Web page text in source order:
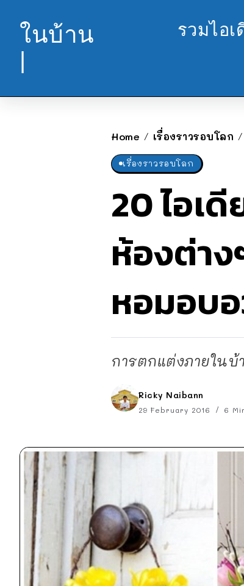
ในบ้าน
|
รวมไอ
Home / เรื่องราวรอบโลก /
เรื่องราวรอบโลก
20 ไอเ
ห้องต่า
หอมอบ
การตกแต่งภายใน
Ricky Naibann
29 February 2016 6